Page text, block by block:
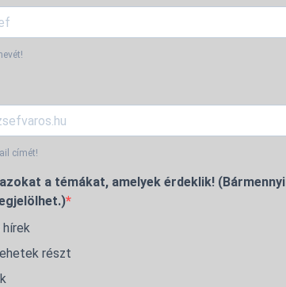
címét!
a témákat, amelyek érdeklik! (Bármennyi
részt